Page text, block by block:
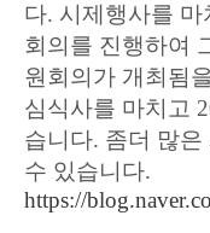
다. 시제행사를 마
회의를 진행하여
원회의가 개최됨
심식사를 마치고
습니다. 좀더 많
수 있습니다.
https://